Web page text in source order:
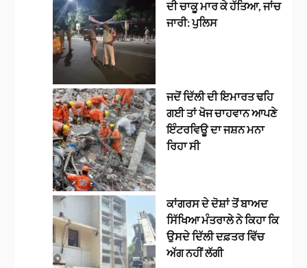
ਦੀ ਚਾਕੂ ਮਾਰ ਕੇ ਹੱਤਿਆ, ਜਾਂਚ
ਜਾਰੀ: ਪੁਲਿਸ
ਜਦੋਂ ਦਿੱਲੀ ਦੀ ਇਮਾਰਤ ਢਹਿ
ਗਈ ਤਾਂ ਖੋਜ ਚਾਹਵਾਨ ਆਪਣੇ
ਇੰਟਰਵਿਊ ਦਾ ਜਸ਼ਨ ਮਨਾ
ਰਿਹਾ ਸੀ
ਕਾਂਗਰਸ ਦੇ ਦੋਸ਼ਾਂ ਤੋਂ ਬਾਅਦ
ਸਿੱਖਿਆ ਮੰਤਰਾਲੇ ਨੇ ਕਿਹਾ ਕਿ
ਉਸਦੇ ਦਿੱਲੀ ਦਫ਼ਤਰ ਵਿੱਚ
ਅੱਗ ਨਹੀਂ ਲੱਗੀ